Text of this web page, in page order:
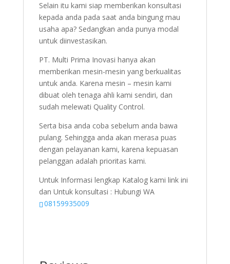
Selain itu kami siap memberikan konsultasi
kepada anda pada saat anda bingung mau
usaha apa? Sedangkan anda punya modal
untuk diinvestasikan.
PT. Multi Prima Inovasi hanya akan
memberikan mesin-mesin yang berkualitas
untuk anda. Karena mesin – mesin kami
dibuat oleh tenaga ahli kami sendiri, dan
sudah melewati Quality Control.
Serta bisa anda coba sebelum anda bawa
pulang. Sehingga anda akan merasa puas
dengan pelayanan kami, karena kepuasan
pelanggan adalah prioritas kami.
Untuk Informasi lengkap Katalog kami link ini
dan Untuk konsultasi : Hubungi WA
08159935009